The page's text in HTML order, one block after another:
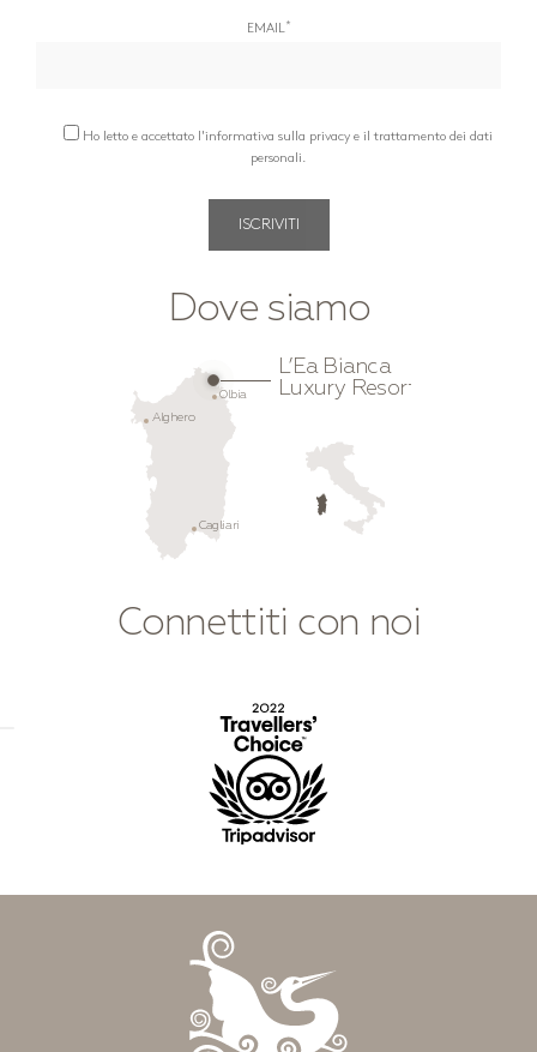
EMAIL*
Ho letto e accettato l'informativa sulla privacy e il trattamento dei dati
personali.
Dove siamo
Alghero
Cagliari
Olbia
L’Ea Bianca
Luxury Resort
Connettiti con noi